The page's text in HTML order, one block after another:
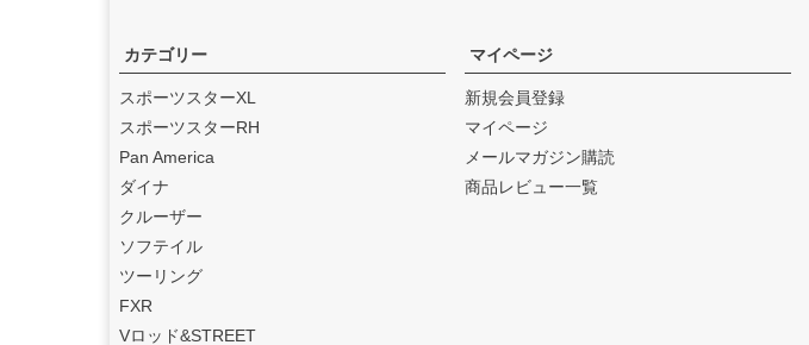
ました。
2024.12
s（ブローパフォーマンスエ
キゾースト）
始めました。
2024.11
By City（バイ シティ）
本総代理店となりました。
2024.10
Dominator Motorcycles（ド
カテゴリー
スポーツスターXL
スポーツスターRH
Pan America
ダイナ
クルーザー
ソフテイル
ツーリング
FXR
Vロッド&STREET
マイページ
新規会員登録
マイページ
メールマガジン購読
商品レビュー一覧